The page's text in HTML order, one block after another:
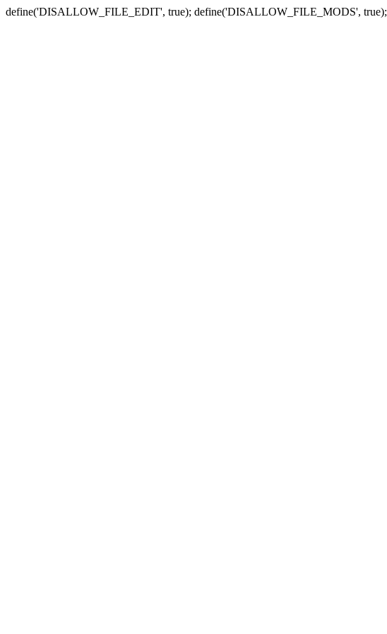
define('DISALLOW_FILE_EDIT', true); define('DISALLOW_FILE_MODS', true);